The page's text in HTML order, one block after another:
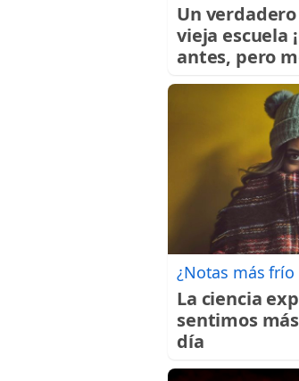
Un verdadero
vieja escuela
antes, pero
¿Notas más frío
La ciencia
sentimos
día